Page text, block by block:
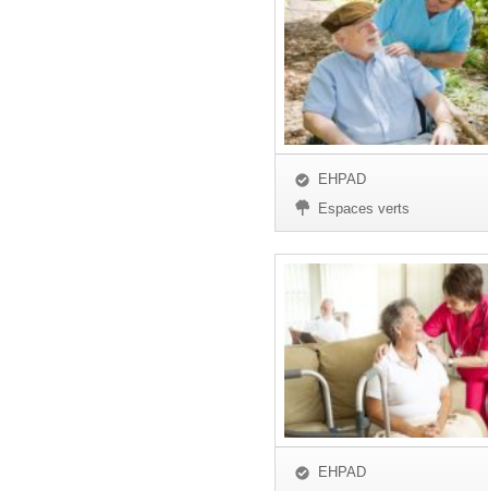
EHPAD
Espaces verts
EHPAD